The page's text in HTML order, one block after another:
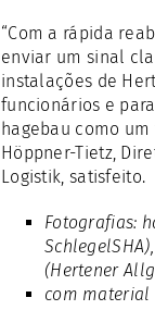
“Com a rápida
enviar um sinal
instalações de
funcionários e
hagebau como um
Höppner-Tietz,
Logistik, satisfeito.
Fotografias:
(Hertener
com material